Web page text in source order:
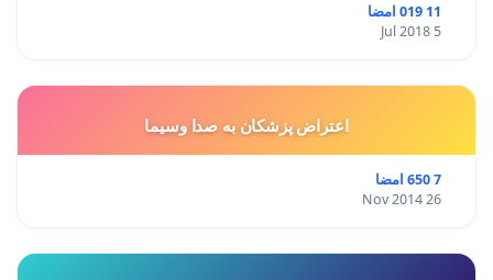
11 019 امضا
5 Jul 2018
اعتراض پزشكان به صدا وسيما
7 650 امضا
26 Nov 2014